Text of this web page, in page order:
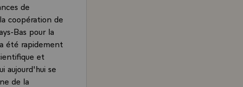
de
coopération de
Bas pour la
été rapidement
et
aujourd'hui se
de la